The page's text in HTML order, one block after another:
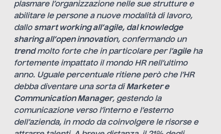
plasmare l’organizzazione nelle sue strutture e
abilitare le persone a nuove modalità di lavoro,
dallo smart working all’agile, dal knowledge
sharing all’open innovation, confermando un
trendmolto forte che in particolare per l’agileha
fortemente impattato il mondo HR nell’ultimo
anno. Uguale percentuale ritiene però che l’HR
debba diventare una sorta di Marketer e
Communication Manager, gestendo la
comunicazione verso l’interno e l’esterno
dell’azienda, in modo da coinvolgere le risorse e